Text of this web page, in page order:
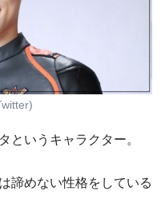
というキャラクター。
諦めない性格をしている